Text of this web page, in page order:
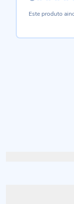
Este produto